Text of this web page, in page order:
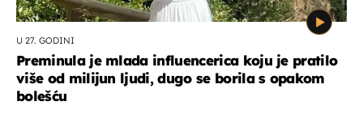
U 27. GODINI
Preminula je mlada influencerica koju je pratilo
više od milijun ljudi, dugo se borila s opakom
bolešću